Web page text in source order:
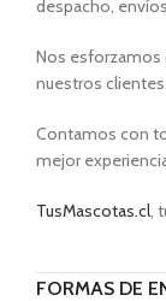
despacho,
Nos esforzamos
nuestros clientes.
Contamos con
mejor
TusMascotas.cl,
FORMAS DE